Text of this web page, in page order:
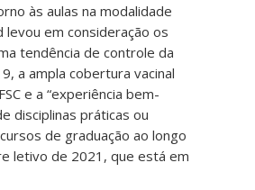
às aulas na modalidade
levou em consideração os
tendência de controle da
a ampla cobertura vacinal
e a “experiência bem-
disciplinas práticas ou
de graduação ao longo
letivo de 2021, que está em